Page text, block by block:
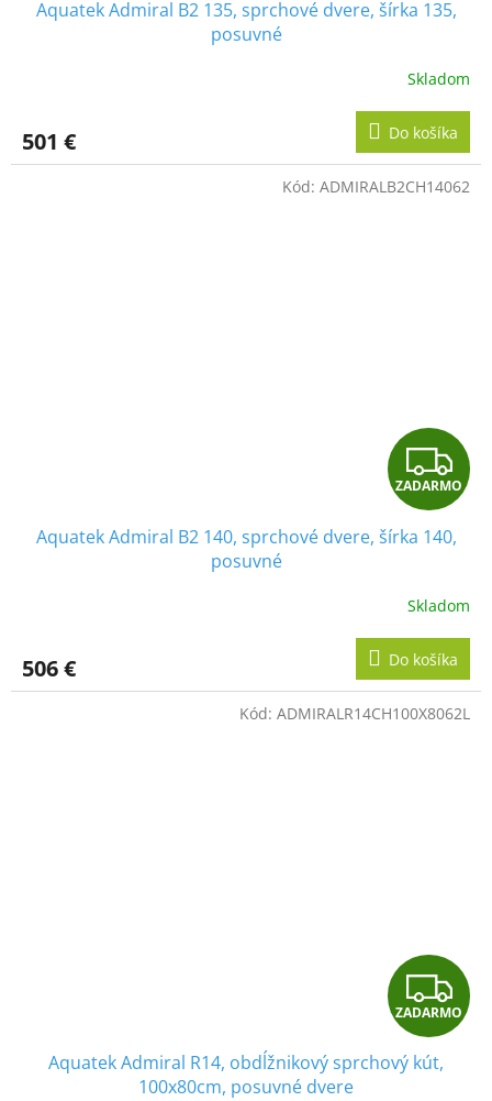
D
A
R
M
Aquatek Admiral B2 135, sprchové dvere, šírka 135,
posuvné
Skladom
501 € Do košíka
Z
A
D
A
R
M
ZADARMO
Aquatek Admiral B2 140, sprchové dvere, šírka 140,
posuvné
Skladom
506 € Do košíka
Kód: ADMIRALB2CH14062
Z
A
ZADARMO
Aquatek Admiral R14, obdĺžnikový sprchový kút,
100x80cm, posuvné dvere
Kód: ADMIRALR14CH100X8062L